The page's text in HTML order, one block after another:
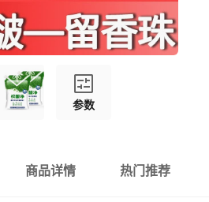
参数
商品详情 热门推荐